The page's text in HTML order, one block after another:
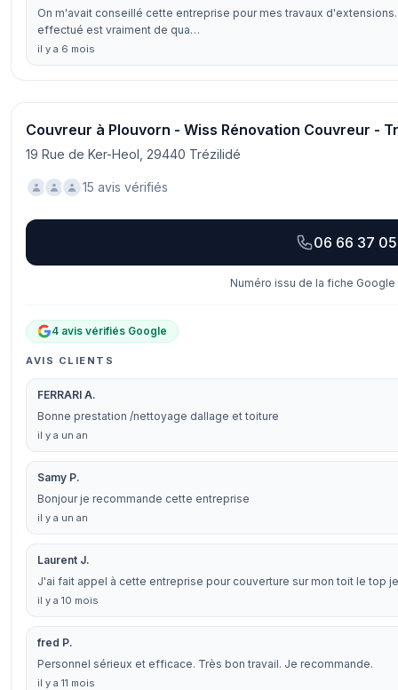
On m'avait conseillé cette entreprise pour mes travaux
effectué est vraiment de qua…
il y a 6 mois
Couvreur à Plouvorn - Wiss Rénovation Couvreur -
19 Rue de Ker-Heol, 29440 Trézilidé
15 avis vérifiés
06 66 37
Numéro issu de la fiche
4 avis vérifiés Google
AVIS CLIENTS
FERRARI A.
Bonne prestation /nettoyage dallage et toiture
il y a un an
Samy P.
Bonjour je recommande cette entreprise
il y a un an
Laurent J.
J'ai fait appel à cette entreprise pour couverture sur mon toit le top
il y a 10 mois
fred P.
Personnel sérieux et efficace. Très bon travail. Je recommande.
il y a 11 mois